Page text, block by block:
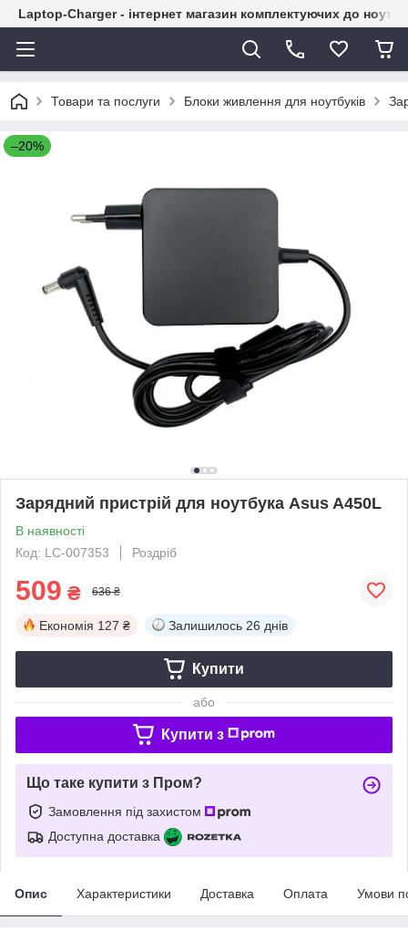
Laptop-Charger - інтернет магазин комплектуючих до
Товари та послуги Блоки живлення для ноутбуків
–20%
Зарядний пристрій для ноутбука Asus A450L
В наявності
Код: LC-007353
Роздріб
509 ₴ 636 ₴
Економія 127 ₴ Залишилось 26 днів
Купити
або
Купити з
Що таке купити з Пром?
Замовлення під захистом
Доступна доставка
Опис Характеристики Доставка Оплата Умови